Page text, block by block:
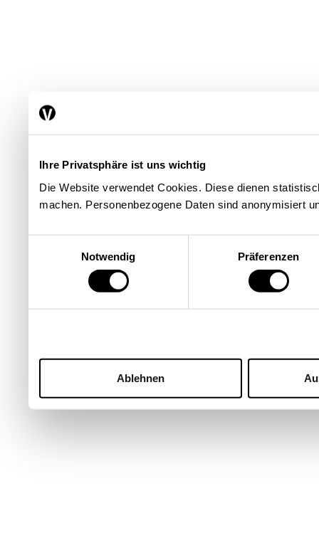
Ihre Privatsphäre ist uns wichtig
Die Website verwendet Cookies. Diese dienen
machen. Personenbezogene Daten sind anonymisiert
Notwendig
Präferenzen
Ablehnen